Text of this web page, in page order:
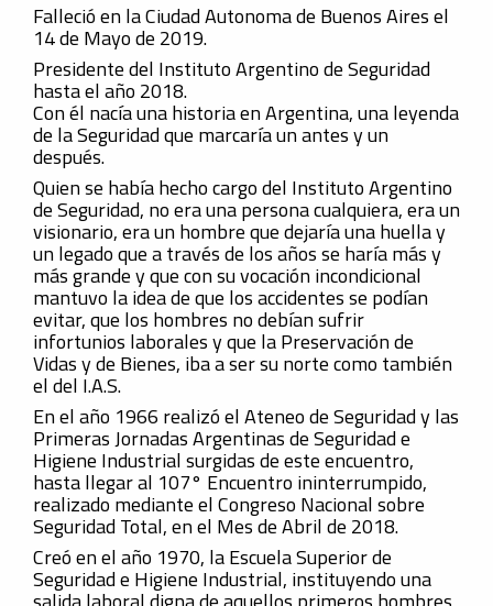
Falleció en la Ciudad Autonoma de Buenos Aires el
14 de Mayo de 2019.
Presidente del Instituto Argentino de Seguridad
hasta el año 2018.
Con él nacía una historia en Argentina, una leyenda
de la Seguridad que marcaría un antes y un
después.
Quien se había hecho cargo del Instituto Argentino
de Seguridad, no era una persona cualquiera, era un
visionario, era un hombre que dejaría una huella y
un legado que a través de los años se haría más y
más grande y que con su vocación incondicional
mantuvo la idea de que los accidentes se podían
evitar, que los hombres no debían sufrir
infortunios laborales y que la Preservación de
Vidas y de Bienes, iba a ser su norte como también
el del I.A.S.
En el año 1966 realizó el Ateneo de Seguridad y las
Primeras Jornadas Argentinas de Seguridad e
Higiene Industrial surgidas de este encuentro,
hasta llegar al 107° Encuentro ininterrumpido,
realizado mediante el Congreso Nacional sobre
Seguridad Total, en el Mes de Abril de 2018.
Creó en el año 1970, la Escuela Superior de
Seguridad e Higiene Industrial, instituyendo una